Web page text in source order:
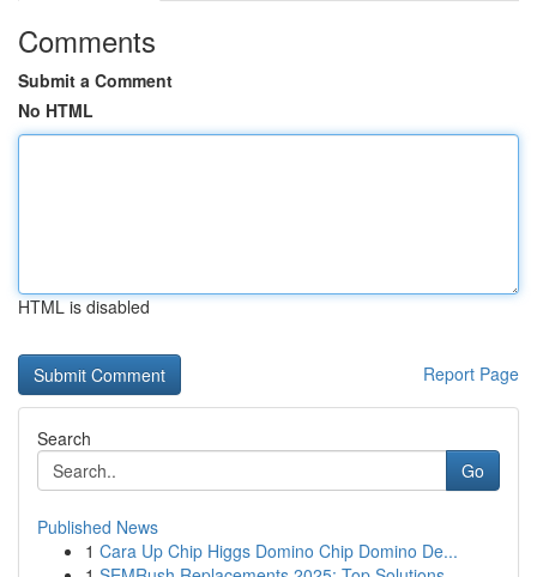
Comments
Submit a Comment
No HTML
HTML is disabled
Report Page
Search
Go
Published News
1 Cara Up Chip Higgs Domino Chip Domino De...